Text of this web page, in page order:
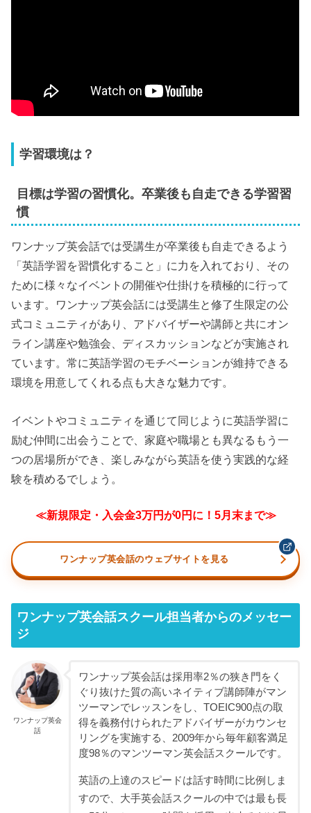
学習環境は？
目標は学習の習慣化。卒業後も自走できる学習習
慣
ワンナップ英会話では受講生が卒業後も自走できるよう
「英語学習を習慣化すること」に力を入れており、その
ために様々なイベントの開催や仕掛けを積極的に行って
います。ワンナップ英会話には受講生と修了生限定の公
式コミュニティがあり、アドバイザーや講師と共にオン
ライン講座や勉強会、ディスカッションなどが実施され
ています。常に英語学習のモチベーションが維持できる
環境を用意してくれる点も大きな魅力です。
イベントやコミュニティを通じて同じように英語学習に
励む仲間に出会うことで、家庭や職場とも異なるもう一
つの居場所ができ、楽しみながら英語を使う実践的な経
験を積めるでしょう。
≪新規限定・入会金3万円が0円に！5月末まで≫
ワンナップ英会話のウェブサイトを見る
ワンナップ英会話スクール担当者からのメッセー
ジ
ワンナップ英会
話
ワンナップ英会話は採用率2％の狭き門をく
ぐり抜けた質の高いネイティブ講師陣がマン
ツーマンでレッスンをし、TOEIC900点の取
得を義務付けられたアドバイザーがカウンセ
リングを実施する、2009年から毎年顧客満足
度98％のマンツーマン英会話スクールです。
英語の上達のスピードは話す時間に比例しま
すので、大手英会話スクールの中では最も長